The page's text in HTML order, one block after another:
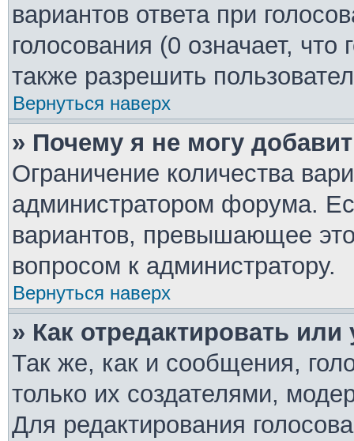
вариантов ответа при
голосования (0 означает,
также разрешить
Вернуться наверх
» Почему я не могу
Ограничение количества
администратором форума.
вариантов, превышающее
вопросом к администратору.
Вернуться наверх
» Как отредактировать
Так же, как и сообщения,
только их создателями,
Для редактирования